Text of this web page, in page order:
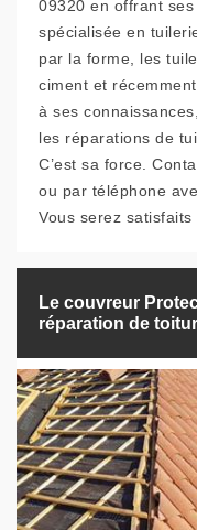
09320 en offrant
spécialisée en
par la forme, les
ciment et
à ses
les réparations de
C’est sa force.
ou par téléphone
Vous serez satisfaits
Le couvreur
réparation de